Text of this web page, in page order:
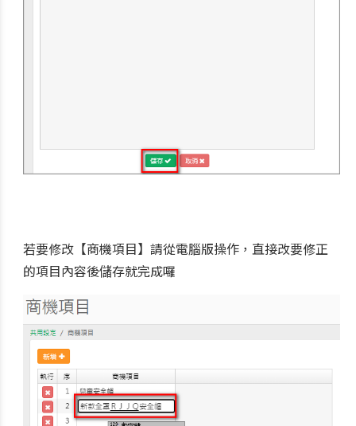
若要修改【商機項目】請從電腦版操作，直接改要修正
的項目內容後儲存就完成囉